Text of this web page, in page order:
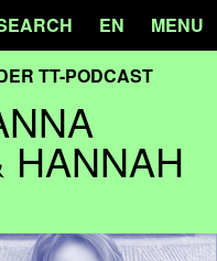
EN MENU
TT-PODCAST
HANNAH